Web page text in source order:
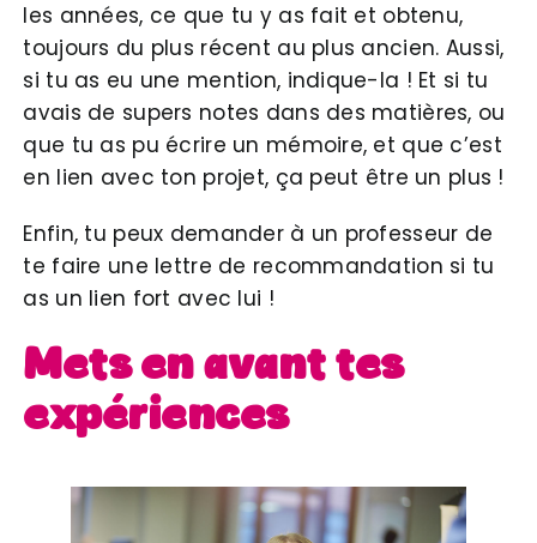
les années, ce que tu y as fait et obtenu,
toujours du plus récent au plus ancien. Aussi,
si tu as eu une mention, indique-la ! Et si tu
avais de supers notes dans des matières, ou
que tu as pu écrire un mémoire, et que c’est
en lien avec ton projet, ça peut être un plus !
Enfin, tu peux demander à un professeur de
te faire une lettre de recommandation si tu
as un lien fort avec lui !
Mets en avant tes
expériences